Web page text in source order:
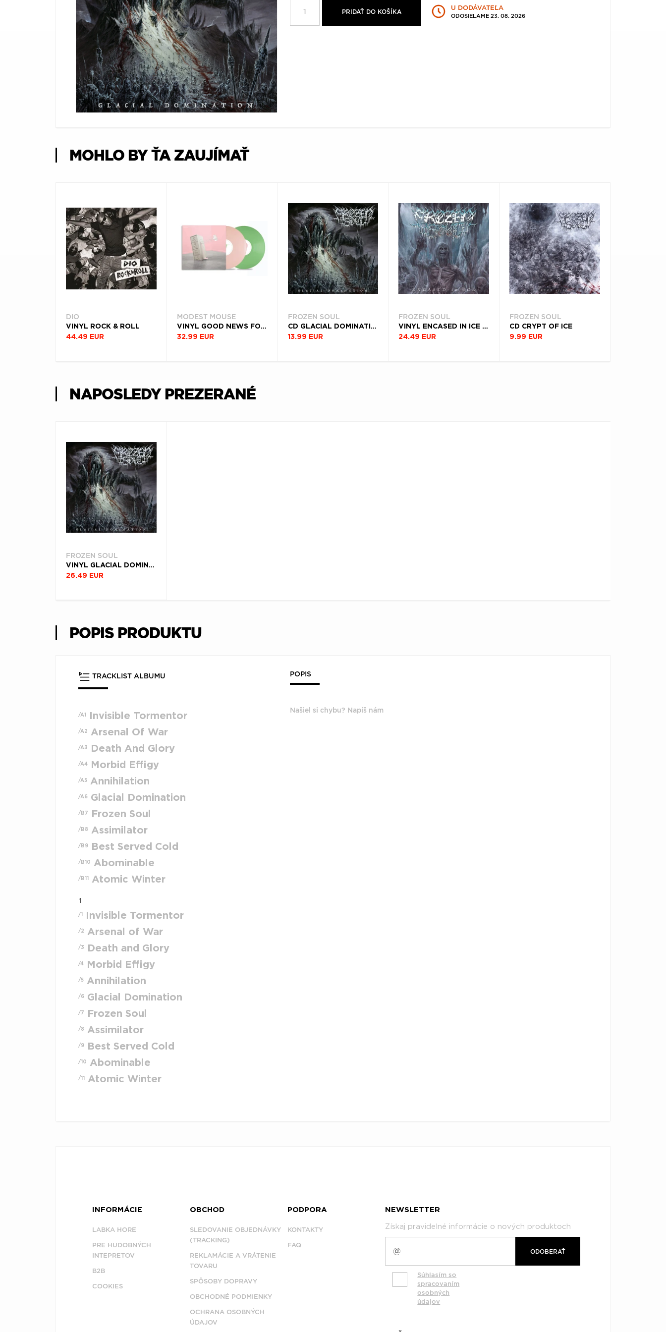
Æ PRIDAŤ DO KOŠÍKA
U DODÁVATEĽA
ODOSIELAME 23. 08. 2026
MOHLO BY ŤA ZAUJÍMAŤ
DIO
VINYL ROCK & ROLL
44.49 EUR
MODEST MOUSE
VINYL GOOD NEWS FOR PEOPLE WHO LOVE BAD NEWS (DELUXE EDITION)
32.99 EUR
FROZEN SOUL
CD GLACIAL DOMINATION
13.99 EUR
FROZEN SOUL
VINYL ENCASED IN ICE - EP (RE-ISSUE 2021)
24.49 EUR
FROZEN SOUL
CD CRYPT OF ICE
9.99 EUR
NAPOSLEDY PREZERANÉ
FROZEN SOUL
VINYL GLACIAL DOMINATION
26.49 EUR
POPIS PRODUKTU
TRACKLIST ALBUMU
/A1 Invisible Tormentor
/A2 Arsenal Of War
/A3 Death And Glory
/A4 Morbid Effigy
/A5 Annihilation
/A6 Glacial Domination
/B7 Frozen Soul
/B8 Assimilator
/B9 Best Served Cold
/B10 Abominable
/B11 Atomic Winter
1
/1 Invisible Tormentor
/2 Arsenal of War
/3 Death and Glory
/4 Morbid Effigy
/5 Annihilation
/6 Glacial Domination
/7 Frozen Soul
/8 Assimilator
/9 Best Served Cold
/10 Abominable
/11 Atomic Winter
POPIS
Našiel si chybu? Napíš nám
INFORMÁCIE
LABKA HORE
PRE HUDOBNÝCH
INTEPRETOV
B2B
COOKIES
OBCHOD
SLEDOVANIE OBJEDNÁVKY
(TRACKING)
REKLAMÁCIE A VRÁTENIE
TOVARU
SPÔSOBY DOPRAVY
OBCHODNÉ PODMIENKY
OCHRANA OSOBNÝCH
ÚDAJOV
PODPORA
KONTAKTY
FAQ
NEWSLETTER
Získaj pravidelné informácie o nových produktoch
ODOBERAŤ
Súhlasím so
spracovaním
osobných
údajov